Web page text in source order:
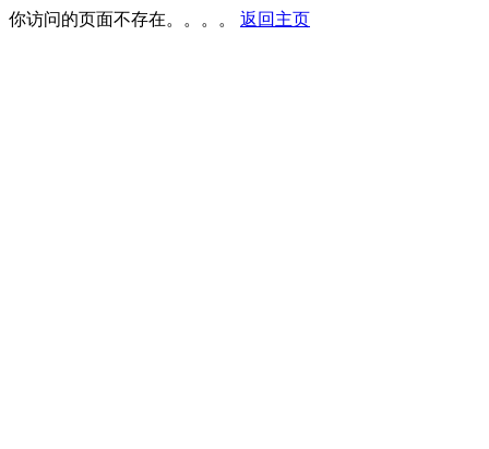
你访问的页面不存在。。。。 返回主页